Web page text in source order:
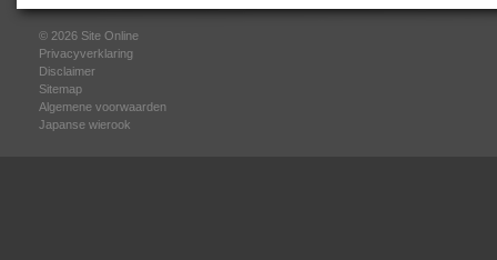
© 2026 Site Online
Privacyverklaring
Disclaimer
Sitemap
Algemene voorwaarden
Japanse wierook